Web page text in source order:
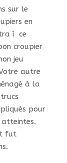
sur le
en
í ce
croupier
jeu
autre
à la
pour
atteintes.
fut